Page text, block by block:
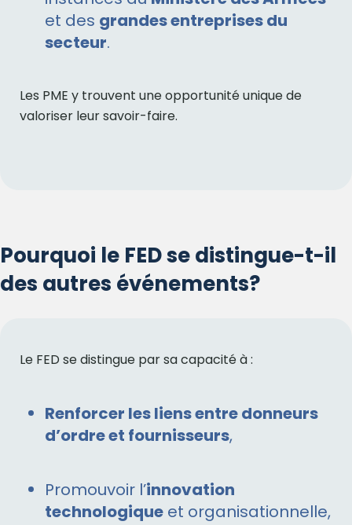
et des grandes entreprises du
secteur.
Les PME y trouvent une opportunité unique de
valoriser leur savoir-faire.
Pourquoi le FED se distingue-t-il
des autres événements?
Le FED se distingue par sa capacité à :
Renforcer les liens entre donneurs
d’ordre et fournisseurs,
Promouvoir l’innovation
technologique et organisationnelle,